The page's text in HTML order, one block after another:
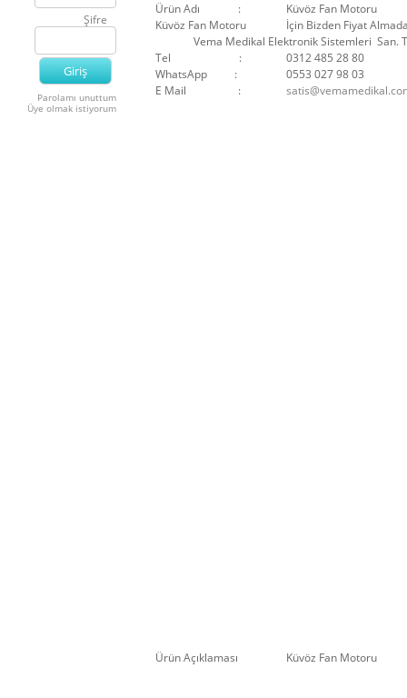
Şifre
Parolamı unuttum
Üye olmak istiyorum
Ürün Adı :
Küvöz Fan Motoru
Küvöz Fan Motoru
İçin Bizden Fiyat
Vema Medikal Elektronik Sistemleri San.
Tel :
0312 485 28 80
WhatsApp :
0553 027 98 03
E Mail :
Ürün Açıklaması Küvöz Fan Motoru